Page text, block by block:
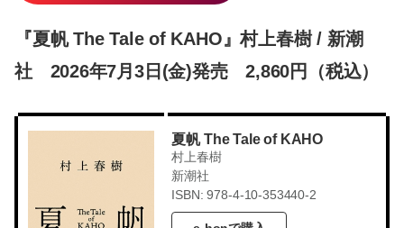
『夏帆 The Tale of KAHO』村上春樹 / 新潮
社 2026年7月3日(金)発売 2,860円（税込）
夏帆 The Tale of KAHO
村上春樹
新潮社
ISBN: 978-4-10-353440-2